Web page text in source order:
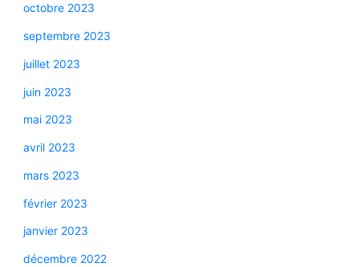
octobre 2023
septembre 2023
juillet 2023
juin 2023
mai 2023
avril 2023
mars 2023
février 2023
janvier 2023
décembre 2022